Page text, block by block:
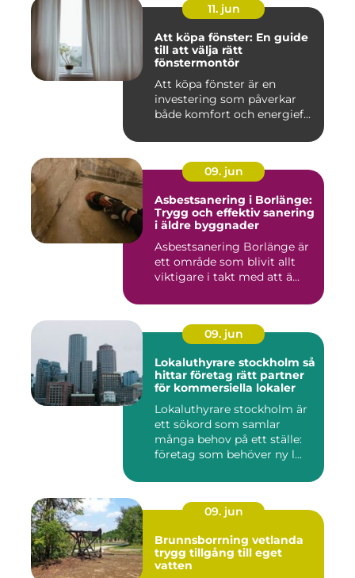
11. jun
Att köpa fönster: En guide
till att välja rätt
fönstermontör
Att köpa fönster är en
investering som påverkar
både komfort och energief...
09. jun
Asbestsanering i Borlänge:
Trygg och effektiv sanering
i äldre byggnader
Asbestsanering Borlänge är
ett område som blivit allt
viktigare i takt med att ä...
09. jun
Lokaluthyrare stockholm så
hittar företag rätt partner
för kommersiella lokaler
Lokaluthyrare stockholm är
ett sökord som samlar
många behov på ett ställe:
företag som behöver ny l...
09. jun
Brunnsborrning vetlanda
trygg tillgång till eget
vatten